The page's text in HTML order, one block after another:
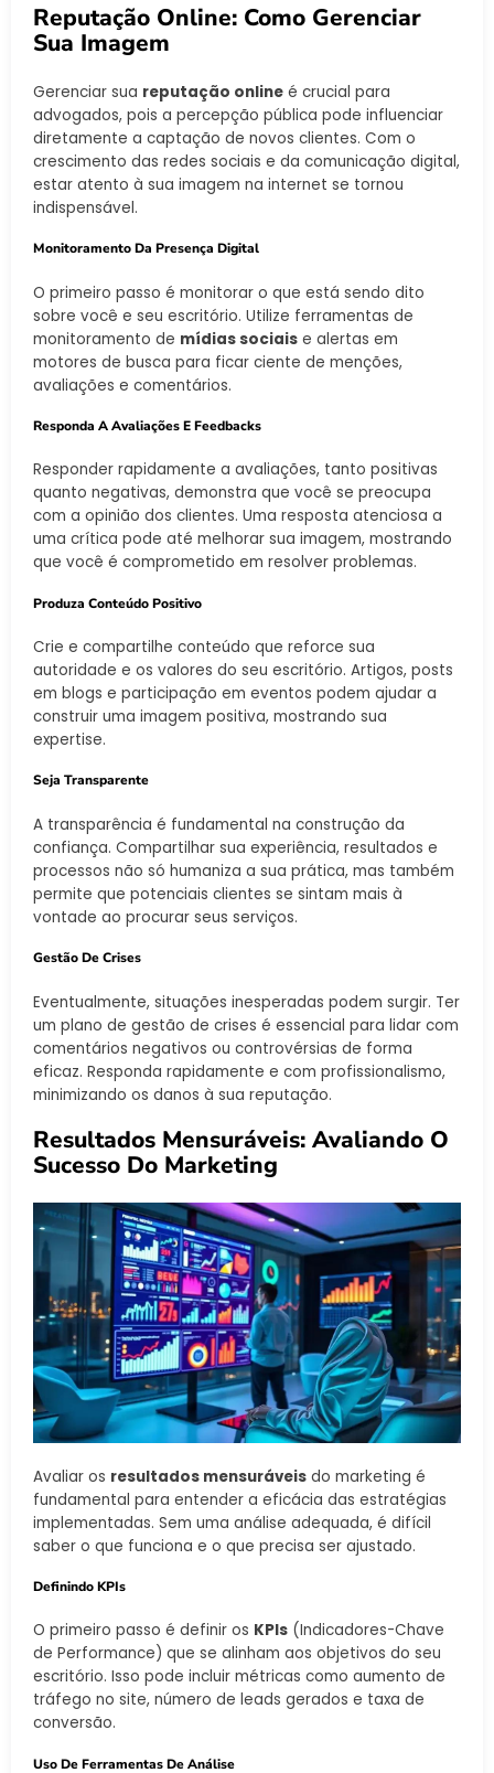
Reputação Online: Como Gerenciar
Sua Imagem
Gerenciar sua reputação online é crucial para
advogados, pois a percepção pública pode influenciar
diretamente a captação de novos clientes. Com o
crescimento das redes sociais e da comunicação digital,
estar atento à sua imagem na internet se tornou
indispensável.
Monitoramento Da Presença Digital
O primeiro passo é monitorar o que está sendo dito
sobre você e seu escritório. Utilize ferramentas de
monitoramento de mídias sociais e alertas em
motores de busca para ficar ciente de menções,
avaliações e comentários.
Responda A Avaliações E Feedbacks
Responder rapidamente a avaliações, tanto positivas
quanto negativas, demonstra que você se preocupa
com a opinião dos clientes. Uma resposta atenciosa a
uma crítica pode até melhorar sua imagem, mostrando
que você é comprometido em resolver problemas.
Produza Conteúdo Positivo
Crie e compartilhe conteúdo que reforce sua
autoridade e os valores do seu escritório. Artigos, posts
em blogs e participação em eventos podem ajudar a
construir uma imagem positiva, mostrando sua
expertise.
Seja Transparente
A transparência é fundamental na construção da
confiança. Compartilhar sua experiência, resultados e
processos não só humaniza a sua prática, mas também
permite que potenciais clientes se sintam mais à
vontade ao procurar seus serviços.
Gestão De Crises
Eventualmente, situações inesperadas podem surgir. Ter
um plano de gestão de crises é essencial para lidar com
comentários negativos ou controvérsias de forma
eficaz. Responda rapidamente e com profissionalismo,
minimizando os danos à sua reputação.
Resultados Mensuráveis: Avaliando O
Sucesso Do Marketing
Avaliar os resultados mensuráveis do marketing é
fundamental para entender a eficácia das estratégias
implementadas. Sem uma análise adequada, é difícil
saber o que funciona e o que precisa ser ajustado.
Definindo KPIs
O primeiro passo é definir os KPIs (Indicadores-Chave
de Performance) que se alinham aos objetivos do seu
escritório. Isso pode incluir métricas como aumento de
tráfego no site, número de leads gerados e taxa de
conversão.
Uso De Ferramentas De Análise